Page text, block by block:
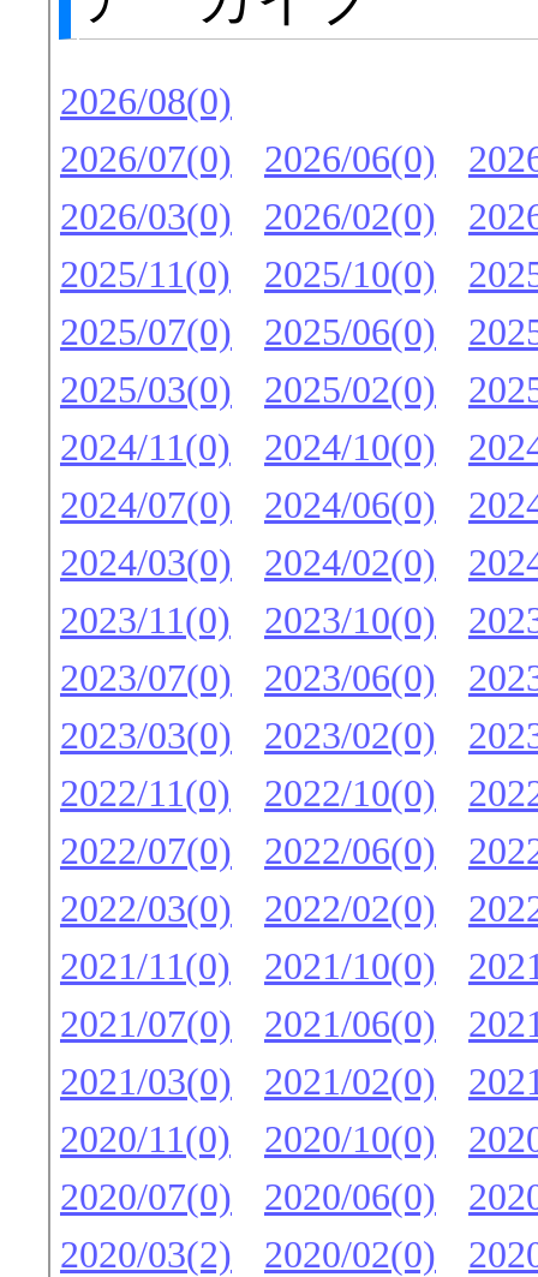
2026/08(0)
2026/07(0)
2026/06(0)
2026/03(0)
2026/02(0)
2025/11(0)
2025/10(0)
2025/07(0)
2025/06(0)
2025/03(0)
2025/02(0)
2024/11(0)
2024/10(0)
2024/07(0)
2024/06(0)
2024/03(0)
2024/02(0)
2023/11(0)
2023/10(0)
2023/07(0)
2023/06(0)
2023/03(0)
2023/02(0)
2022/11(0)
2022/10(0)
2022/07(0)
2022/06(0)
2022/03(0)
2022/02(0)
2021/11(0)
2021/10(0)
2021/07(0)
2021/06(0)
2021/03(0)
2021/02(0)
2020/11(0)
2020/10(0)
2020/07(0)
2020/06(0)
2020/03(2)
2020/02(0)